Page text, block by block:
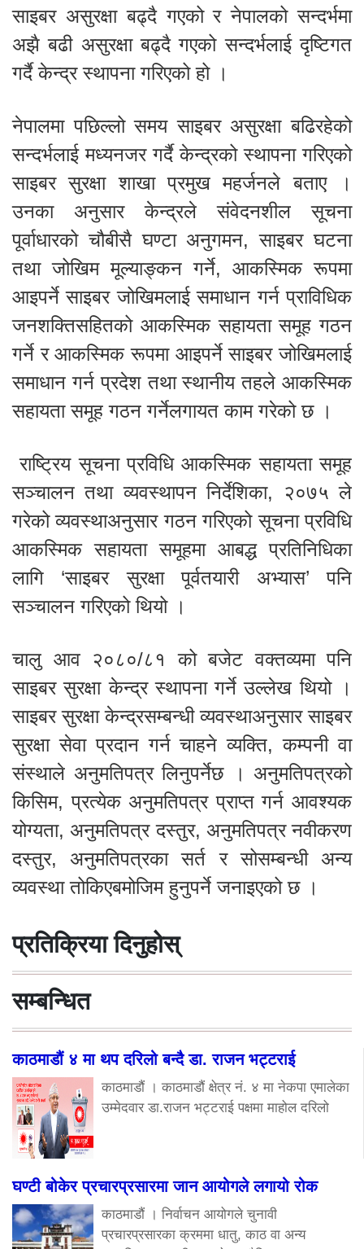
साइबर असुरक्षा बढ्दै गएको र नेपालको सन्दर्भमा
अझै बढी असुरक्षा बढ्दै गएको सन्दर्भलाई दृष्टिगत
गर्दै केन्द्र स्थापना गरिएको हो ।
नेपालमा पछिल्लो समय साइबर असुरक्षा बढिरहेको
सन्दर्भलाई मध्यनजर गर्दै केन्द्रको स्थापना गरिएको
साइबर सुरक्षा शाखा प्रमुख महर्जनले बताए ।
उनका अनुसार केन्द्रले संवेदनशील सूचना
पूर्वाधारको चौबीसै घण्टा अनुगमन, साइबर घटना
तथा जोखिम मूल्याङ्कन गर्ने, आकस्मिक रूपमा
आइपर्ने साइबर जोखिमलाई समाधान गर्न प्राविधिक
जनशक्तिसहितको आकस्मिक सहायता समूह गठन
गर्ने र आकस्मिक रूपमा आइपर्ने साइबर जोखिमलाई
समाधान गर्न प्रदेश तथा स्थानीय तहले आकस्मिक
सहायता समूह गठन गर्नेलगायत काम गरेको छ ।
राष्ट्रिय सूचना प्रविधि आकस्मिक सहायता समूह
सञ्चालन तथा व्यवस्थापन निर्देशिका, २०७५ ले
गरेको व्यवस्थाअनुसार गठन गरिएको सूचना प्रविधि
आकस्मिक सहायता समूहमा आबद्ध प्रतिनिधिका
लागि ‘साइबर सुरक्षा पूर्वतयारी अभ्यास’ पनि
सञ्चालन गरिएको थियो ।
चालु आव २०८०/८१ को बजेट वक्तव्यमा पनि
साइबर सुरक्षा केन्द्र स्थापना गर्ने उल्लेख थियो ।
साइबर सुरक्षा केन्द्रसम्बन्धी व्यवस्थाअनुसार साइबर
सुरक्षा सेवा प्रदान गर्न चाहने व्यक्ति, कम्पनी वा
संस्थाले अनुमतिपत्र लिनुपर्नेछ । अनुमतिपत्रको
किसिम, प्रत्येक अनुमतिपत्र प्राप्त गर्न आवश्यक
योग्यता, अनुमतिपत्र दस्तुर, अनुमतिपत्र नवीकरण
दस्तुर, अनुमतिपत्रका सर्त र सोसम्बन्धी अन्य
व्यवस्था तोकिएबमोजिम हुनुपर्ने जनाइएको छ ।
प्रतिक्रिया दिनुहोस्
सम्बन्धित
काठमाडौं ४ मा थप दरिलो बन्दै डा. राजन भट्टराई
काठमाडौं । काठमाडौं क्षेत्र नं. ४ मा नेकपा एमालेका
उम्मेदवार डा.राजन भट्टराई पक्षमा माहोल दरिलो
घण्टी बोकेर प्रचारप्रसारमा जान आयोगले लगायो रोक
काठमाडौं । निर्वाचन आयोगले चुनावी
प्रचारप्रसारका क्रममा धातु, काठ वा अन्य